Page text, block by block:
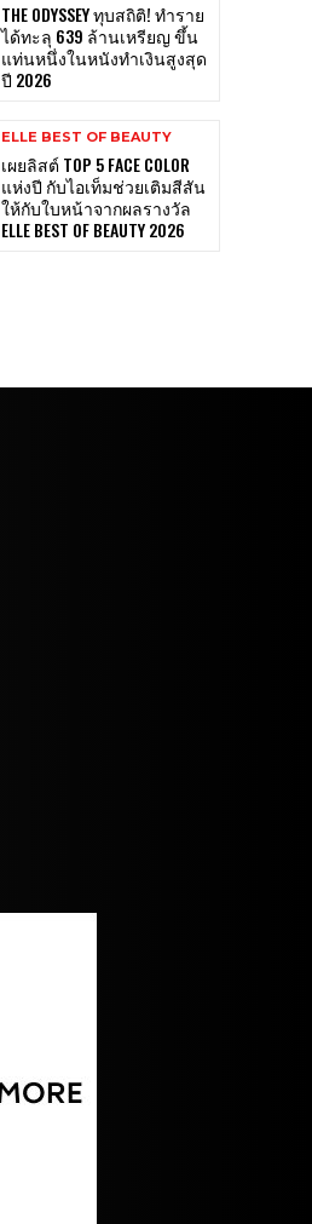
THE ODYSSEY ทุบสถิติ! ทำราย
ได้ทะลุ 639 ล้านเหรียญ ขึ้น
แท่นหนึ่งในหนังทำเงินสูงสุด
ปี 2026
ELLE BEST OF BEAUTY
เผยลิสต์ TOP 5 FACE COLOR
แห่งปี กับไอเท็มช่วยเติมสีสัน
ให้กับใบหน้าจากผลรางวัล
ELLE BEST OF BEAUTY 2026